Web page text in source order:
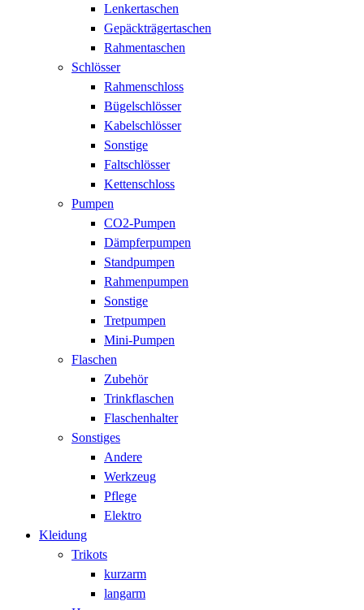
Lenkertaschen
Gepäckträgertaschen
Rahmentaschen
Schlösser
Rahmenschloss
Bügelschlösser
Kabelschlösser
Sonstige
Faltschlösser
Kettenschloss
Pumpen
CO2-Pumpen
Dämpferpumpen
Standpumpen
Rahmenpumpen
Sonstige
Tretpumpen
Mini-Pumpen
Flaschen
Zubehör
Trinkflaschen
Flaschenhalter
Sonstiges
Andere
Werkzeug
Pflege
Elektro
Kleidung
Trikots
kurzarm
langarm